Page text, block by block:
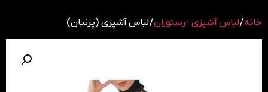
خانه/لباس آشپزی -رستوران/ لباس آشپزی (پرنیان)